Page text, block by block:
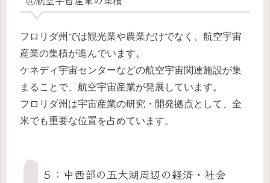
フロリダ州では観光業や農業だけでなく、航空宇宙
産業の集積が進んでいます。
ケネディ宇宙センターなどの航空宇宙関連施設が集
まることで、航空宇宙産業が発展しています。
フロリダ州は宇宙産業の研究・開発拠点として、全
米でも重要な位置を占めています。
５：中西部の五大湖周辺の経済・社会